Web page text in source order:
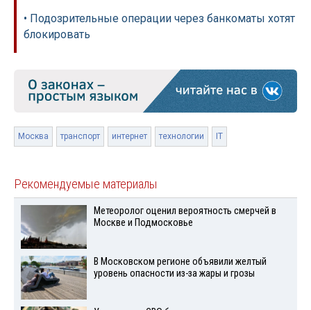
• Подозрительные операции через банкоматы хотят
блокировать
Москва транспорт интернет технологии IT
Рекомендуемые материалы
Метеоролог оценил вероятность смерчей в
Москве и Подмосковье
В Московском регионе объявили желтый
уровень опасности из-за жары и грозы